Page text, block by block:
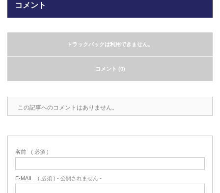
コメント
トラックバックは利用できません。
コメント (0)
この記事へのコメントはありません。
名前 ( 必須 )
E-MAIL ( 必須 ) - 公開されません -
MFライニングカタログ（PDF）
ガラスクロスHT-FLカタログ（PDF）
お問合わせ
2022.6.10
今、結露、湿気などの問い合わせが増
が、冷蔵庫、…
印刷塗工工程で溶剤系塗料をご使用の